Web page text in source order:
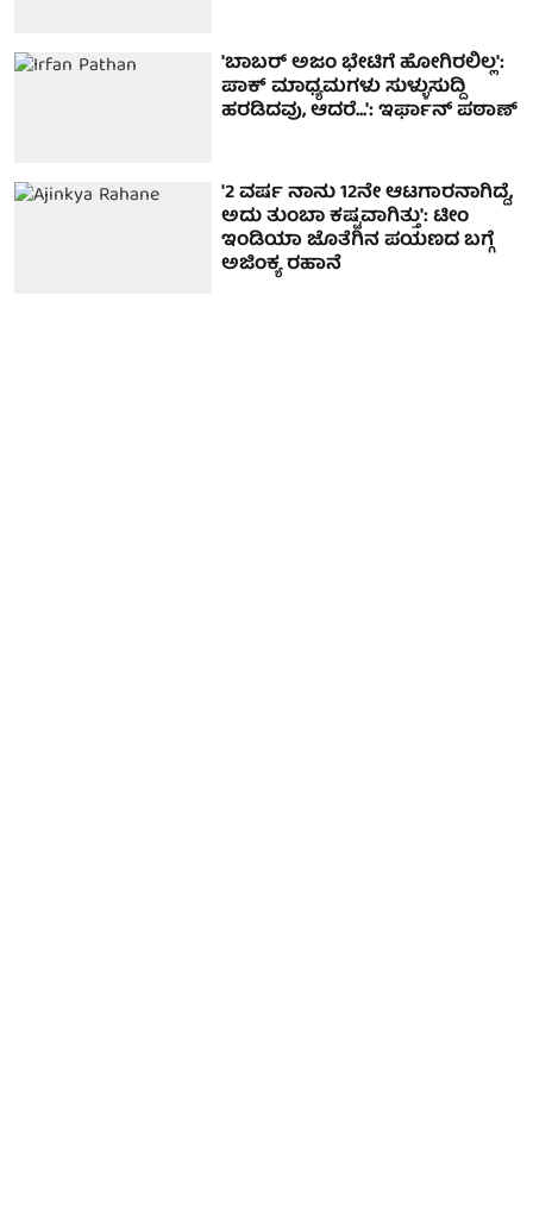
'ಬಾಬರ್ ಅಜಂ ಭೇಟಿಗೆ ಹೋಗಿರಲಿಲ್ಲ':
ಪಾಕ್ ಮಾಧ್ಯಮಗಳು ಸುಳ್ಳುಸುದ್ದಿ
ಹರಡಿದವು, ಆದರೆ...': ಇರ್ಫಾನ್ ಪಠಾಣ್
'2 ವರ್ಷ ನಾನು 12ನೇ ಆಟಗಾರನಾಗಿದ್ದೆ,
ಅದು ತುಂಬಾ ಕಷ್ಟವಾಗಿತ್ತು': ಟೀಂ
ಇಂಡಿಯಾ ಜೊತೆಗಿನ ಪಯಣದ ಬಗ್ಗೆ
ಅಜಿಂಕ್ಯ ರಹಾನೆ